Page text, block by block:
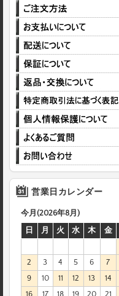
営業日カレンダー
今月(2026年8月)
日
月 火 水 木 金
2
3 4 5 6 7
9
10 11 12 13 14